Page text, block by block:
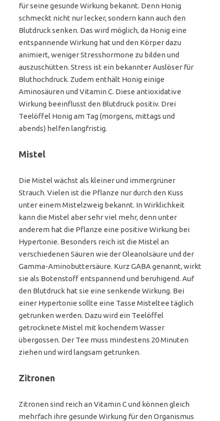
für seine gesunde Wirkung bekannt. Denn Honig
schmeckt nicht nur lecker, sondern kann auch den
Blutdruck senken. Das wird möglich, da Honig eine
entspannende Wirkung hat und den Körper dazu
animiert, weniger Stresshormone zu bilden und
auszuschütten. Stress ist ein bekannter Auslöser für
Bluthochdruck. Zudem enthält Honig einige
Aminosäuren und Vitamin C. Diese antioxidative
Wirkung beeinflusst den Blutdruck positiv. Drei
Teelöffel Honig am Tag (morgens, mittags und
abends) helfen langfristig.
Mistel
Die Mistel wächst als kleiner und immergrüner
Strauch. Vielen ist die Pflanze nur durch den Kuss
unter einem Mistelzweig bekannt. In Wirklichkeit
kann die Mistel aber sehr viel mehr, denn unter
anderem hat die Pflanze eine positive Wirkung bei
Hypertonie. Besonders reich ist die Mistel an
verschiedenen Säuren wie der Oleanolsäure und der
Gamma-Aminobuttersäure. Kurz GABA genannt, wirkt
sie als Botenstoff entspannend und beruhigend. Auf
den Blutdruck hat sie eine senkende Wirkung. Bei
einer Hypertonie sollte eine Tasse Misteltee täglich
getrunken werden. Dazu wird ein Teelöffel
getrocknete Mistel mit kochendem Wasser
übergossen. Der Tee muss mindestens 20 Minuten
ziehen und wird langsam getrunken.
Zitronen
Zitronen sind reich an Vitamin C und können gleich
mehrfach ihre gesunde Wirkung für den Organismus